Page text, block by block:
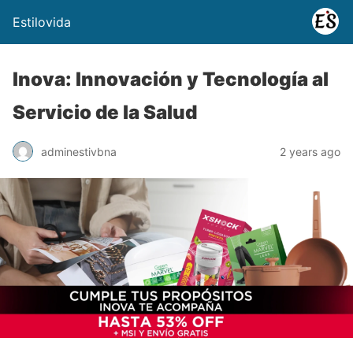
Estilovida
Inova: Innovación y Tecnología al
Servicio de la Salud
adminestivbna 2 years ago